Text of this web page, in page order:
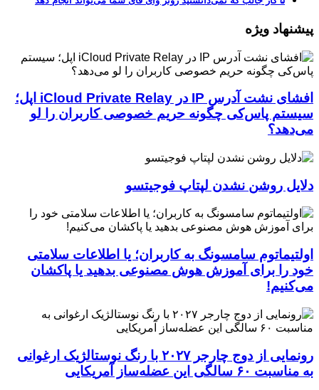
پیشنهاد ویژه
افشای نشت آدرس IP در iCloud Private Relay اپل؛
سیستم پاس‌کی چگونه حریم خصوصی کاربران را لو
می‌دهد؟
دلایل روشن نشدن لپتاپ فوجیتسو
اولتیماتوم سامسونگ به کاربران؛ یا اطلاعات سلامتی
خود را برای آموزش هوش مصنوعی بدهید یا پاکشان
می‌کنیم!
رونمایی از دوج چارجر ۲۰۲۷ با رنگ نوستالژیک ارغوانی
به مناسبت ۶۰ سالگی این عضله‌ساز آمریکایی